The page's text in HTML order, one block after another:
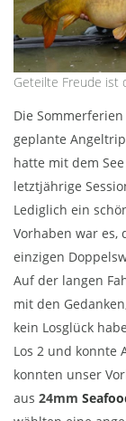
Geteilte Freude ist
Die
geplante
hatte mit dem
letztjährige
Lediglich ein
Vorhaben war es,
einzigen
Auf der langen
mit den
kein Losglück
Los 2 und konnte
konnten unser
aus 24mm